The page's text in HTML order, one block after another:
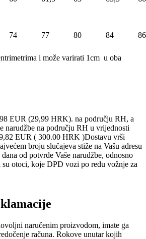
74 77 80 84 86
i može varirati 1cm u oba
EUR (29,99 HRK). na području RH, a
narudžbe na području RH u vrijednosti
EUR ( 300.00 HRK )Dostavu vrši
broju slučajeva stiže na Vašu adresu
od potvrde Vaše narudžbe, odnosno
su otoci, koje DPD vozi po redu vožnje za
naručenim proizvodom, imate ga
računa. Rokove unutar kojih